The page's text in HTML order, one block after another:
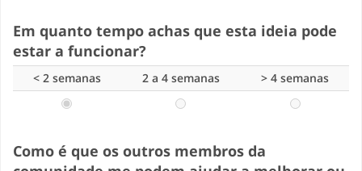
Em quanto tempo achas que esta ideia pode
estar a funcionar?
< 2 semanas 2 a 4 semanas > 4 semanas
Como é que os outros membros da